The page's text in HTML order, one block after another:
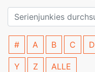
# A B C D
Y Z ALLE